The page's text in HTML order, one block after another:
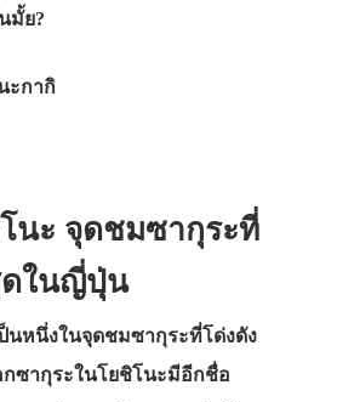
มั้ย?
ะกากิ
นะ จุดชมซากุระที่
ดในญี่ปุ่น
นหนึ่งในจุดชมซากุระที่โด่งดัง
ซากุระในโยชิโนะมีอีกชื่อ